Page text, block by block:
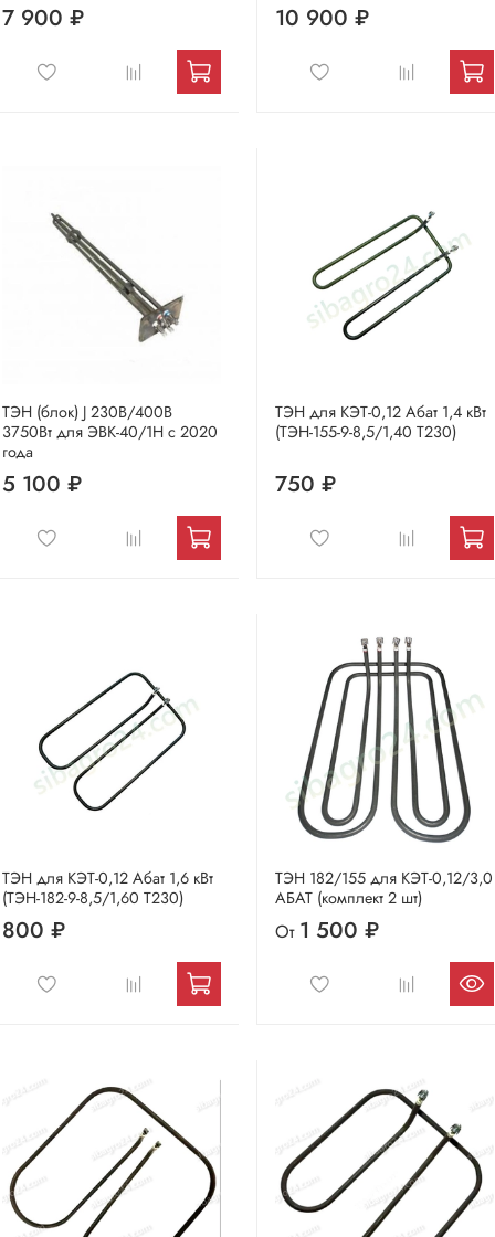
7 900 ₽ 10 900 ₽
ТЭН (блок) J 230В/400В
3750Вт для ЭВК-40/1Н с 2020
года
5 100 ₽
ТЭН для КЭТ-0,12 Абат 1,4 кВт
(ТЭН-155-9-8,5/1,40 Т230)
750 ₽
ТЭН для КЭТ-0,12 Абат 1,6 кВт
(ТЭН-182-9-8,5/1,60 Т230)
800 ₽
ТЭН 182/155 для КЭТ-0,12/3,0
АБАТ (комплект 2 шт)
От 1 500 ₽